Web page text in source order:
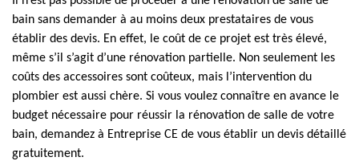
bain sans demander à au moins deux prestataires de vous
établir des devis. En effet, le coût de ce projet est très élevé,
même s’il s’agit d’une rénovation partielle. Non seulement les
coûts des accessoires sont coûteux, mais l’intervention du
plombier est aussi chère. Si vous voulez connaître en avance le
budget nécessaire pour réussir la rénovation de salle de votre
bain, demandez à Entreprise CE de vous établir un devis détaillé
gratuitement.